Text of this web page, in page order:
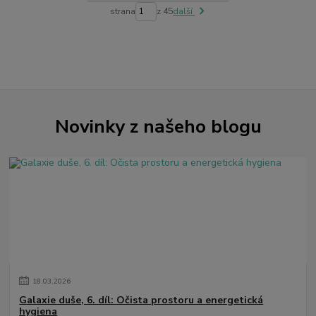
strana z 45další
Novinky z našeho blogu
18.03.2026
Galaxie duše, 6. díl: Očista prostoru a energetická
hygiena